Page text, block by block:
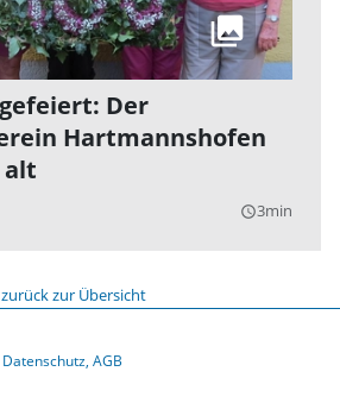
Der
Hartmannshofen
alt
query_builder3min
zurück zur Übersicht
Datenschutz AGB